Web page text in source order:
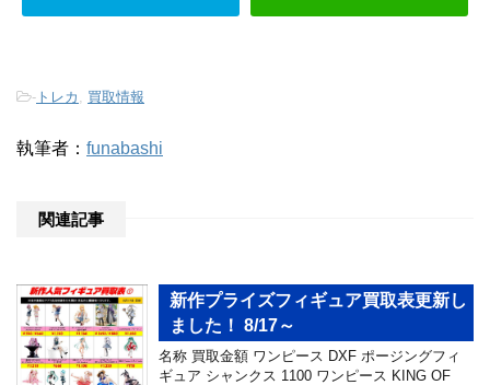
- トレカ 買取情報
執筆者： funabashi
関連記事
新作プライズフィギュア買取表更新し
ました！ 8/17～
名称 買取金額 ワンピース DXF ポージングフィ
ギュア シャンクス 1100 ワンピース KING OF